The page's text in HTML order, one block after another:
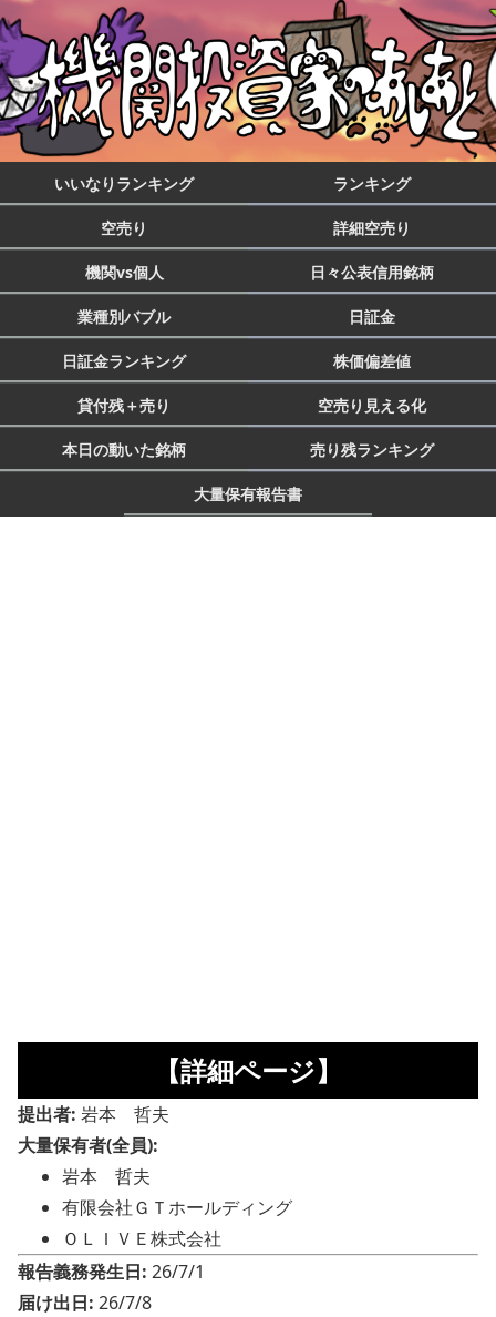
いいなりランキング ランキング
空売り 詳細空売り
機関vs個人 日々公表信用銘柄
業種別バブル 日証金
日証金ランキング 株価偏差値
貸付残＋売り 空売り見える化
本日の動いた銘柄 売り残ランキング
大量保有報告書
【詳細ページ】
提出者: 岩本 哲夫
大量保有者(全員):
岩本 哲夫
有限会社ＧＴホールディング
ＯＬＩＶＥ株式会社
報告義務発生日: 26/7/1
届け出日: 26/7/8